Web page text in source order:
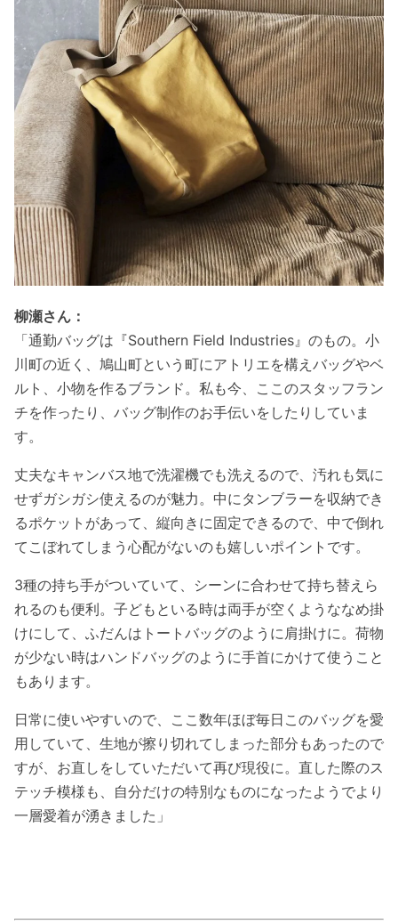
柳瀬さん：
「通勤バッグは『Southern Field Industries』のもの。小
川町の近く、鳩山町という町にアトリエを構えバッグやベ
ルト、小物を作るブランド。 私も今、ここのスタッフラン
チを作ったり、バッグ制作のお手伝いをしたりしていま
す。
丈夫なキャンバス地で洗濯機でも洗えるので、汚れも気に
せずガシガシ使えるのが魅力。中にタンブラーを収納でき
るポケットがあって、縦向きに固定できるので、中で倒れ
てこぼれてしまう心配がないのも嬉しいポイントです。
3種の持ち手がついていて、シーンに合わせて持ち替えら
れるのも便利。子どもといる時は両手が空くようななめ掛
けにして、ふだんはトートバッグのように肩掛けに。荷物
が少ない時はハンドバッグのように手首にかけて使うこと
もあります。
日常に使いやすいので、ここ数年ほぼ毎日このバッグを愛
用していて、生地が擦り切れてしまった部分もあったので
すが、お直しをしていただいて再び現役に。直した際のス
テッチ模様も、自分だけの特別なものになったようでより
一層愛着が湧きました」